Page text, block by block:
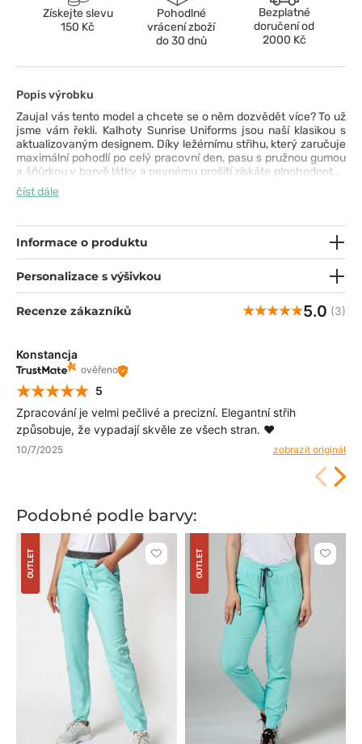
Získejte slevu
150 Kč
Pohodlné
vrácení zboží
do 30 dnů
Bezplatné
doručení od
2000 Kč
Popis výrobku
Zaujal vás tento model a chcete se o něm dozvědět více? To už
jsme vám řekli. Kalhoty Sunrise Uniforms jsou naší klasikou s
aktualizovaným designem. Díky ležérnímu střihu, který zaručuje
maximální pohodlí po celý pracovní den, pasu s pružnou gumou
a šňůrkou v barvě látky a pevnému prošití získáte plnohodnotné
vlastnosti na dlouhá léta Dvě prostorné boční kapsy jsou ideální
pro uložení praktických věcí. Odolná a snadno omyvatelná
barevná paleta je tak bohatá, že máte o čem přemýšlet ;).
číst dále
Informace o produktu
Personalizace s výšivkou
Recenze zákazníků 5.0 (3)
Konstancja
ověřeno
5
Zpracování je velmi pečlivé a precizní. Elegantní střih
způsobuje, že vypadají skvěle ze všech stran. ❤️
10/7/2025 zobrazit originál
Podobné podle barvy:
OUTLET
Kliknutím
odeberete
OUTLET